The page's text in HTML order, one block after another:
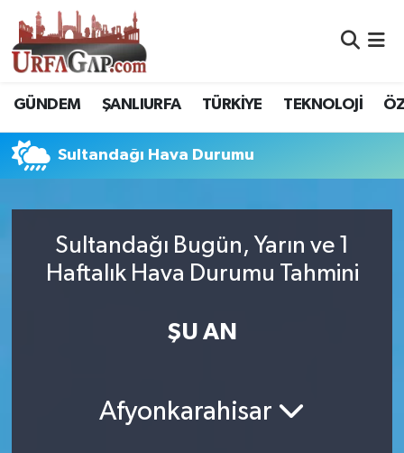
GÜNDEM ŞANLIURFA TÜRKİYE TEKNOLOJİ
Sultandağı Hava Durumu
Sultandağı Bugün, Yarın ve 1
Haftalık Hava Durumu Tahmini
ŞU AN
Afyonkarahisar
Nöbetçi Eczaneler
Hava Durumu
Namaz Vakitleri
Trafik Durumu
Süper Lig Puan Durumu ve Fikstür
Son Dakika Haberleri